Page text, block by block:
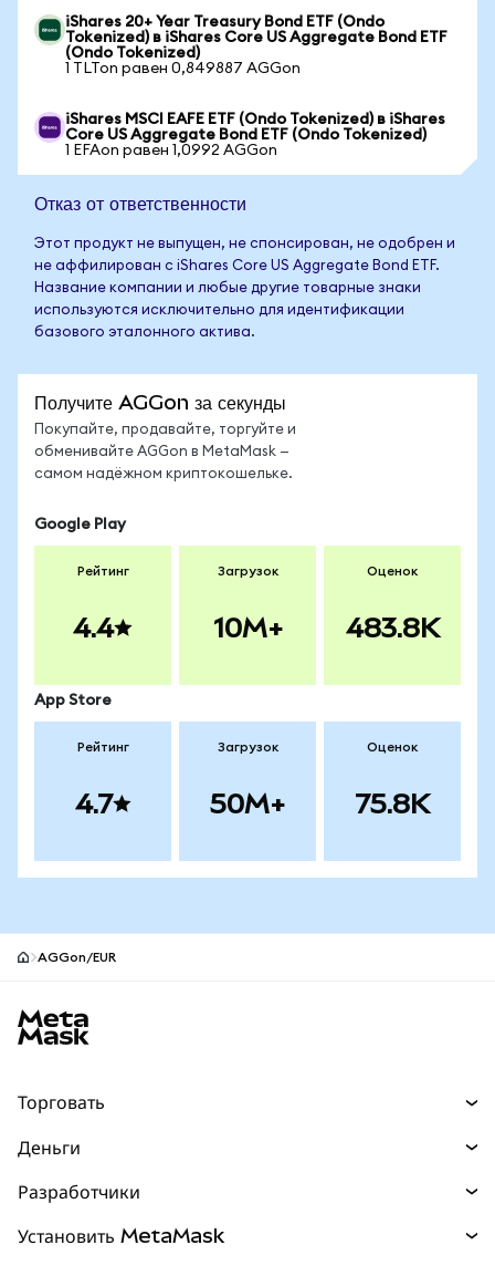
iShares 20+ Year Treasury Bond ETF (Ondo
Tokenized) в iShares Core US Aggregate Bond ETF
(Ondo Tokenized)
1 TLTon равен 0,849887 AGGon
iShares MSCI EAFE ETF (Ondo Tokenized) в iShares
Core US Aggregate Bond ETF (Ondo Tokenized)
1 EFAon равен 1,0992 AGGon
Отказ от ответственности
Этот продукт не выпущен, не спонсирован, не одобрен и
не аффилирован с iShares Core US Aggregate Bond ETF.
Название компании и любые другие товарные знаки
используются исключительно для идентификации
базового эталонного актива.
Получите AGGon за секунды
Покупайте, продавайте, торгуйте и
обменивайте AGGon в MetaMask —
самом надёжном криптокошельке.
Google Play
Рейтинг
4.4
Загрузок
10M+
Оценок
483.8K
App Store
Рейтинг
4.7
Загрузок
50M+
Оценок
75.8K
AGGon/EUR
Торговать
Прогнозы
Перпы НОВИНКА
Деньги
mUSD
Разработчики
Установить MetaMask